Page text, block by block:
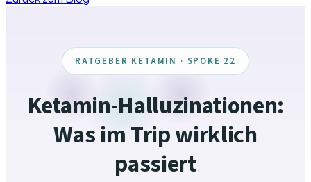
RATGEBER KETAMIN · SPOKE 22
Ketamin-Halluzinationen:
Was im Trip wirklich
passiert